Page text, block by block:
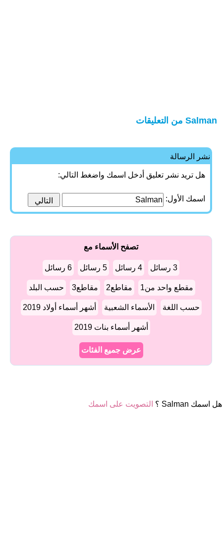
Salman من التعليقات
نشر الرسالة
هل تريد نشر تعليق أدخل اسمك واضغط التالي:
اسمك الأول:
تصفح الأسماء مع
3 رسائل 4 رسائل 5 رسائل 6 رسائل
مقطع واحد من1 مقاطع2 مقاطع3 حسب البلد
حسب اللغة الأسماء الشعبية أشهر أسماء أولاد 2019
أشهر أسماء بنات 2019
عرض جميع الفئات
هل اسمك Salman ؟ التصويت على اسمك